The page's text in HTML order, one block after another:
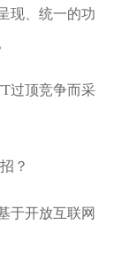
现、统一的功
过顶竞争而采
于开放互联网